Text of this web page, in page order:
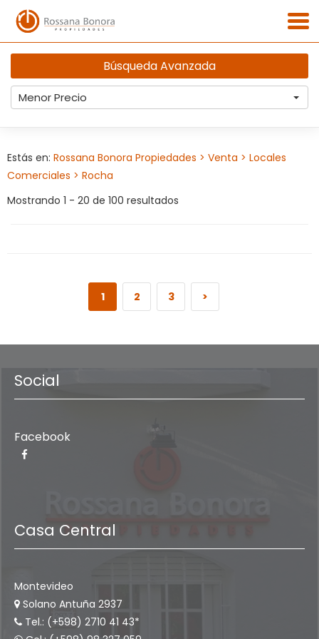
Búsqueda Avanzada
Menor Precio
Estás en: Rossana Bonora Propiedades > Venta > Locales
Comerciales > Rocha
Mostrando 1 - 20 de 100 resultados
1 2 3 >
Social
Facebook
Casa Central
Montevideo
Solano Antuña 2937
Tel.: (+598) 2710 41 43*